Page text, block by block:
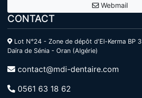
Webmail
CONTACT
Lot N°24 - Zone de dépôt d'El-Kerma BP
Daïra de Sénia - Oran (Algérie)
contact@mdi-dentaire.com
0561 63 18 62